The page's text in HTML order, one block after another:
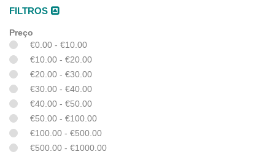
FILTROS
Preço
€0.00 - €10.00
€10.00 - €20.00
€20.00 - €30.00
€30.00 - €40.00
€40.00 - €50.00
€50.00 - €100.00
€100.00 - €500.00
€500.00 - €1000.00